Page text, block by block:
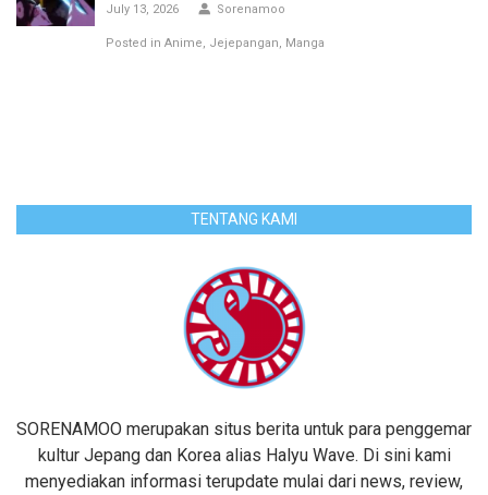
July 13, 2026 Sorenamoo
Posted in Anime Jejepangan Manga
TENTANG KAMI
SORENAMOO merupakan situs berita untuk para penggemar
kultur Jepang dan Korea alias Halyu Wave. Di sini kami
menyediakan informasi terupdate mulai dari news, review,